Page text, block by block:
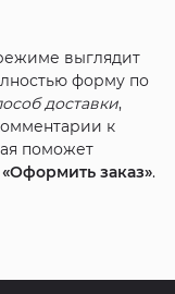
выглядит
форму по
доставки,
к
поможет
«Оформить заказ».